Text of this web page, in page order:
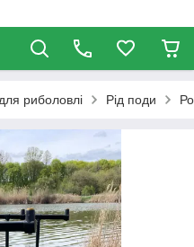
риболовлі Рід поди